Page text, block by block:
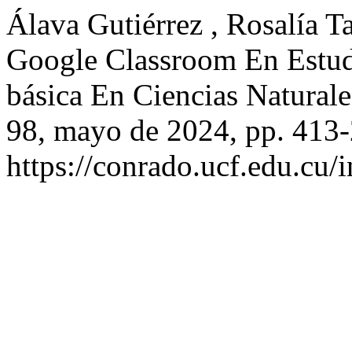
Álava Gutiérrez , Rosalía
Google Classroom En
básica En Ciencias
98, mayo de 2024, pp.
https://